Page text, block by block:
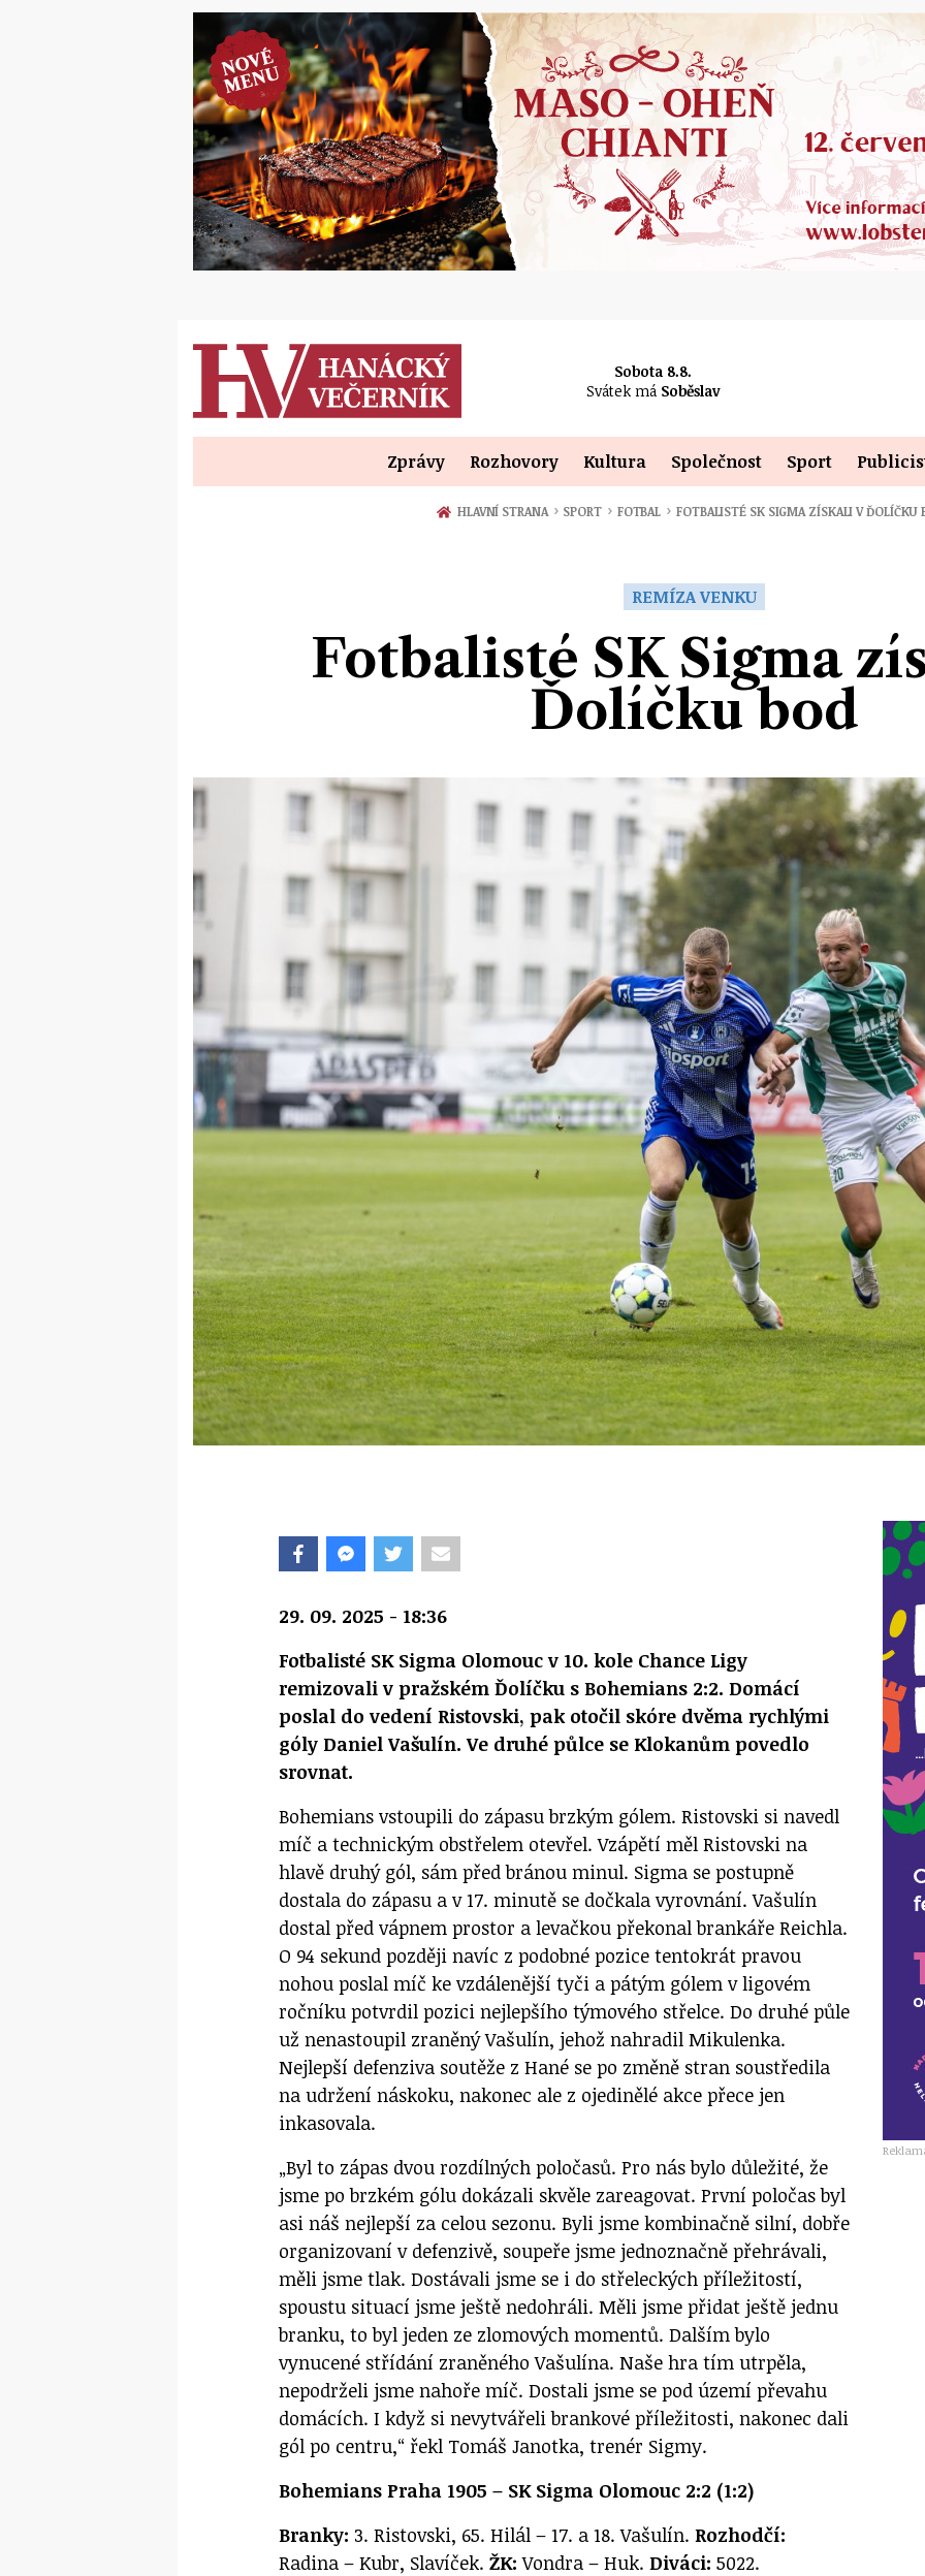
Sobota 8.8.
Svátek má Soběslav
Zprávy Rozhovory Kultura Společnost Sport
HLAVNÍ STRANA › SPORT › FOTBAL › FOTBALISTÉ SK SIGMA ZÍSKALI V ĎOLÍČKU
REMÍZA VENKU
Fotbalisté SK Sigma
Ďolíčku bod
29. 09. 2025 - 18:36
Fotbalisté SK Sigma Olomouc v 10. kole Chance Ligy
remizovali v pražském Ďolíčku s Bohemians 2:2. Domácí
poslal do vedení Ristovski, pak otočil skóre dvěma rychlými
góly Daniel Vašulín. Ve druhé půlce se Klokanům povedlo
srovnat.
Bohemians vstoupili do zápasu brzkým gólem. Ristovski si navedl
míč a technickým obstřelem otevřel. Vzápětí měl Ristovski na
hlavě druhý gól, sám před bránou minul. Sigma se postupně
dostala do zápasu a v 17. minutě se dočkala vyrovnání. Vašulín
dostal před vápnem prostor a levačkou překonal brankáře Reichla.
O 94 sekund později navíc z podobné pozice tentokrát pravou
nohou poslal míč ke vzdálenější tyči a pátým gólem v ligovém
ročníku potvrdil pozici nejlepšího týmového střelce. Do druhé půle
už nenastoupil zraněný Vašulín, jehož nahradil Mikulenka.
Nejlepší defenziva soutěže z Hané se po změně stran soustředila
na udržení náskoku, nakonec ale z ojedinělé akce přece jen
inkasovala.
„Byl to zápas dvou rozdílných poločasů. Pro nás bylo důležité, že
jsme po brzkém gólu dokázali skvěle zareagovat. První poločas byl
asi náš nejlepší za celou sezonu. Byli jsme kombinačně silní, dobře
organizovaní v defenzivě, soupeře jsme jednoznačně přehrávali,
měli jsme tlak. Dostávali jsme se i do střeleckých příležitostí,
spoustu situací jsme ještě nedohráli. Měli jsme přidat ještě jednu
branku, to byl jeden ze zlomových momentů. Dalším bylo
vynucené střídání zraněného Vašulína. Naše hra tím utrpěla,
nepodrželi jsme nahoře míč. Dostali jsme se pod území převahu
domácích. I když si nevytvářeli brankové příležitosti, nakonec dali
gól po centru,“ řekl Tomáš Janotka, trenér Sigmy.
Bohemians Praha 1905 – SK Sigma Olomouc 2:2 (1:2)
Branky: 3. Ristovski, 65. Hilál – 17. a 18. Vašulín.Rozhodčí:
Radina – Kubr, Slavíček.ŽK: Vondra – Huk.Diváci: 5022.